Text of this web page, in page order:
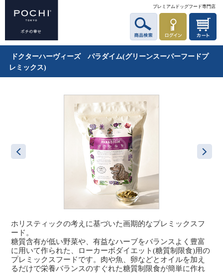
プレミアムドッグフード専門店
ドクターハーヴィーズ パラダイム(グリーンスーパーフードプ
レミックス)
ホリスティックの考えに基づいた画期的なプレミックスフ
ード。
糖質含有が低い野菜や、有益なハーブをバランスよく豊富
に用いて作られた、ローカーボダイエット(糖質制限食)用の
プレミックスフードです。肉や魚、卵などとオイルを加え
るだけで栄養バランスのすぐれた糖質制限食が簡単に作れ